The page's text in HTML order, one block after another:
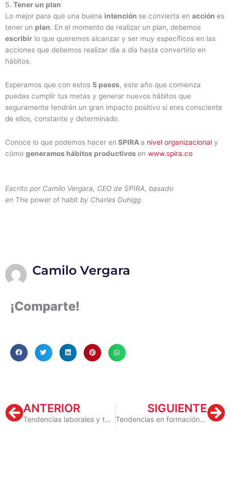
5. Tener un plan
Lo mejor para que una buena intención se convierta en acción es
tener un plan. En el momento de realizar un plan, debemos
escribir lo que queremos alcanzar y ser muy específicos en las
acciones que debemos realizar día a día hasta convertirlo en
hábitos.
Esperamos que con estos 5 pasos, este año que comienza
puedas cumplir tus metas y generar nuevos hábitos que
seguramente tendrán un gran impacto positivo si eres consciente
de ellos, constante y determinado.
Conoce lo que podemos hacer en SPIRAa nivel organizacional y
cómo generamos hábitos productivos en www.spira.co
Escrito por Camilo Vergara, CEO de SPIRA, basado
en The power of habit by Charles Duhigg.
Camilo Vergara
¡Comparte!
PrevANTERIOR
Tendencias laborales y tecnológicas
SIGUIENTE
Tendencias en formación y desarrollo para este 2021